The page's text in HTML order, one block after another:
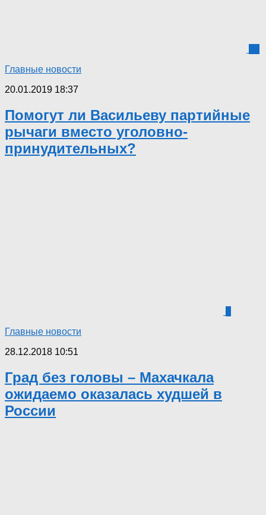
Главные новости
20.01.2019 18:37
Помогут ли Васильеву партийные
рычаги вместо уголовно-
принудительных?
Главные новости
28.12.2018 10:51
Град без головы – Махачкала
ожидаемо оказалась худшей в
России